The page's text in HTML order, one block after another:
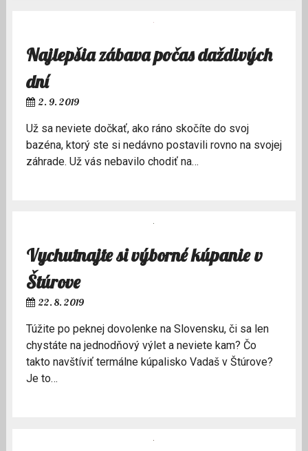
Najlepšia zábava počas daždivých
dní
2. 9. 2019
Už sa neviete dočkať, ako ráno skočíte do svoj
bazéna, ktorý ste si nedávno postavili rovno na svojej
záhrade. Už vás nebavilo chodiť na…
Vychutnajte si výborné kúpanie v
Štúrove
22. 8. 2019
Túžite po peknej dovolenke na Slovensku, či sa len
chystáte na jednodňový výlet a neviete kam? Čo
takto navštíviť termálne kúpalisko Vadaš v Štúrove?
Je to…